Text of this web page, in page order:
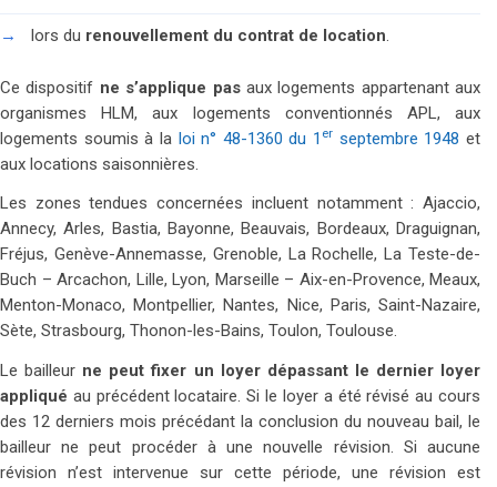
lors du renouvellement du contrat de location.
Ce dispositif ne s’applique pasaux logements appartenant aux
organismes HLM, aux logements conventionnés APL, aux
logements soumis à la loi n° 48-1360 du 1 er septembre 1948 et
aux locations saisonnières.
Les zones tendues concernées incluent notamment : Ajaccio,
Annecy, Arles, Bastia, Bayonne, Beauvais, Bordeaux, Draguignan,
Fréjus, Genève-Annemasse, Grenoble, La Rochelle, La Teste-de-
Buch – Arcachon, Lille, Lyon, Marseille – Aix-en-Provence, Meaux,
Menton-Monaco, Montpellier, Nantes, Nice, Paris, Saint-Nazaire,
Sète, Strasbourg, Thonon-les-Bains, Toulon, Toulouse.
Le bailleur ne peut fixer un loyer dépassant le dernier loyer
appliqué au précédent locataire. Si le loyer a été révisé au cours
des 12 derniers mois précédant la conclusion du nouveau bail, le
bailleur ne peut procéder à une nouvelle révision. Si aucune
révision n’est intervenue sur cette période, une révision est